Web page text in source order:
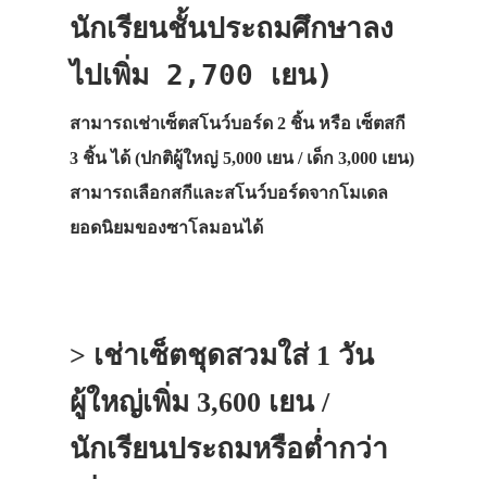
นักเรียนชั้นประถมศึกษาลง
ไปเพิ่ม 2,700 เยน)
สามารถเช่าเซ็ตสโนว์บอร์ด 2 ชิ้น หรือ เซ็ตสกี
3 ชิ้น ได้ (ปกติผู้ใหญ่ 5,000 เยน / เด็ก 3,000 เยน)
สามารถเลือกสกีและสโนว์บอร์ดจากโมเดล
ยอดนิยมของซาโลมอนได้
> เช่าเซ็ตชุดสวมใส่ 1 วัน
ผู้ใหญ่เพิ่ม 3,600 เยน /
นักเรียนประถมหรือต่ำกว่า